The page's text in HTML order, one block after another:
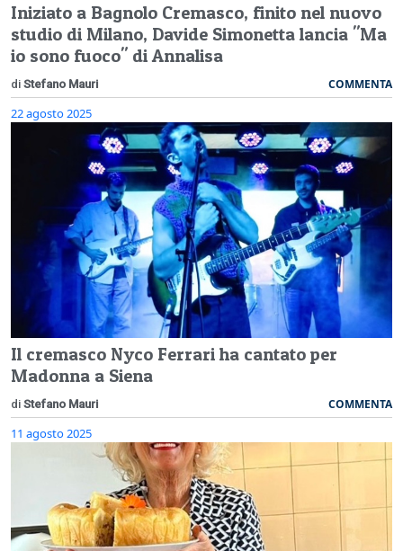
Iniziato a Bagnolo Cremasco, finito nel nuovo
studio di Milano, Davide Simonetta lancia "Ma
io sono fuoco" di Annalisa
di Stefano Mauri COMMENTA
22 agosto 2025
Il cremasco Nyco Ferrari ha cantato per
Madonna a Siena
di Stefano Mauri COMMENTA
11 agosto 2025